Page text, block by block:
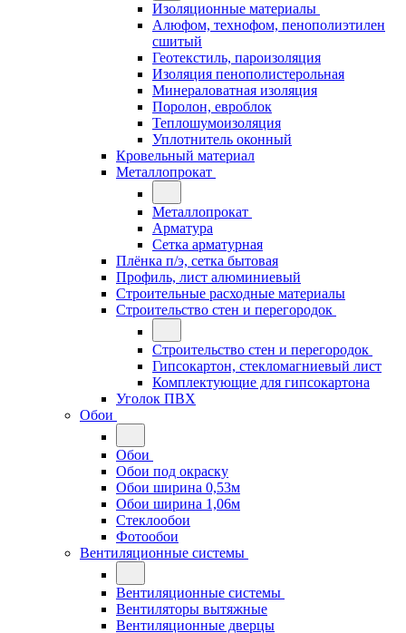
Изоляционные материалы
Алюфом, технофом, пенополиэтилен
сшитый
Геотекстиль, пароизоляция
Изоляция пенополистерольная
Минераловатная изоляция
Поролон, евроблок
Теплошумоизоляция
Уплотнитель оконный
Кровельный материал
Металлопрокат
Металлопрокат
Арматура
Сетка арматурная
Плёнка п/э, сетка бытовая
Профиль, лист алюминиевый
Строительные расходные материалы
Строительство стен и перегородок
Строительство стен и перегородок
Гипсокартон, стекломагниевый лист
Комплектующие для гипсокартона
Уголок ПВХ
Обои
Обои
Обои под окраску
Обои ширина 0,53м
Обои ширина 1,06м
Стеклообои
Фотообои
Вентиляционные системы
Вентиляционные системы
Вентиляторы вытяжные
Вентиляционные дверцы